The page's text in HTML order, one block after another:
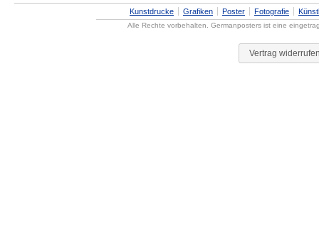
Kunstdrucke
Grafiken Poster Fotografie
Alle Rechte vorbehalten. Germanposters ist eine
Vertrag